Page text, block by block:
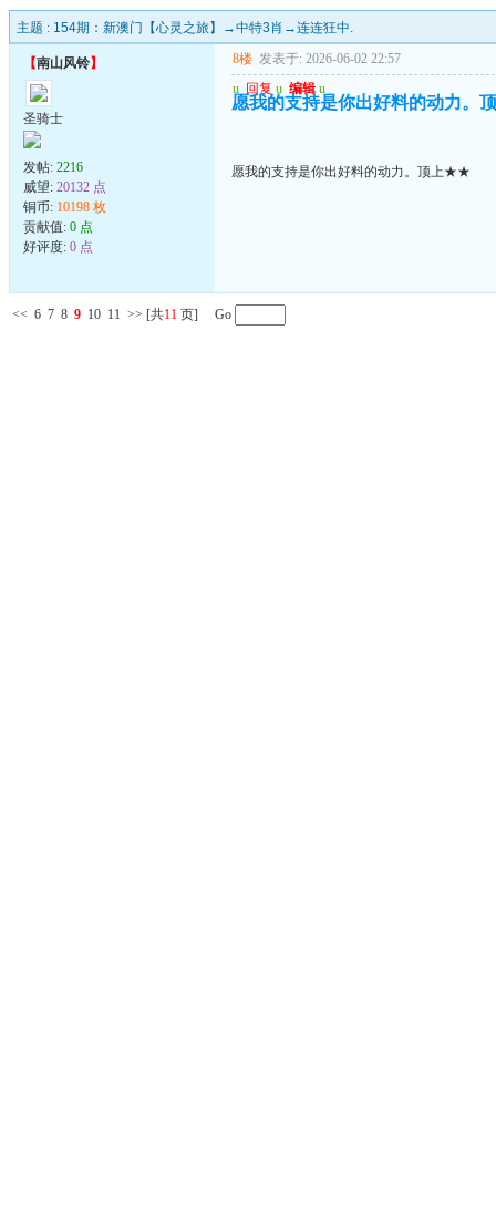
主题 : 154期：新澳门【心灵之旅】→中特3肖→连连狂中.
【南山风铃】
圣骑士
发帖: 2216
威望: 20132 点
铜币: 10198 枚
贡献值: 0 点
好评度: 0 点
8楼 发表于: 2026-06-02 22:57
u 回复 u 编辑 u
愿我的支持是你出好料的动力
愿我的支持是你出好料的动力。顶上★★
<< 6 7 8 9 10 11 >> [共11 页] Go